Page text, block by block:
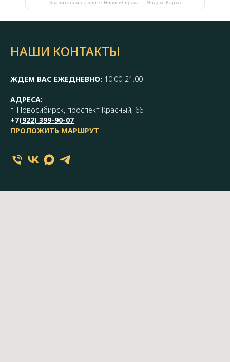
Квалителли на карте Новосибирска — Яндекс Карты
НАШИ КОНТАКТЫ
ЖДЕМ ВАС ЕЖЕДНЕВНО: 10:00-21:00
АДРЕСА:
г. Новосибирск, проспект Красный, 66
+7(922) 399-90-07
ПРОЛОЖИТЬ МАРШРУТ